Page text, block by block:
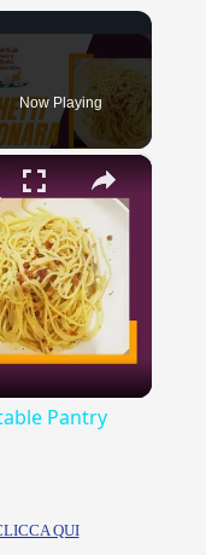
Now Playing
×
Gough
Pantry
QUI